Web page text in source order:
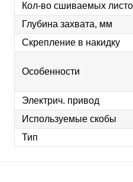
Кол-во сшиваемых
Глубина захвата, мм
Скрепление в накидку
Особенности
Электрич. привод
Используемые скобы
Тип